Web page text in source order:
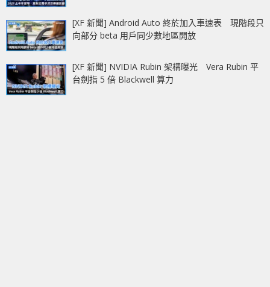
[XF 新聞] Android Auto 終於加入車速表 現階段只
向部分 beta 用戶同少數地區開放
[XF 新聞] NVIDIA Rubin 架構曝光 Vera Rubin 平
台劍指 5 倍 Blackwell 算力